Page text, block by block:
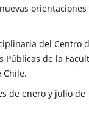
orientaciones
del Centro
Públicas de la
Chile.
de enero y julio de